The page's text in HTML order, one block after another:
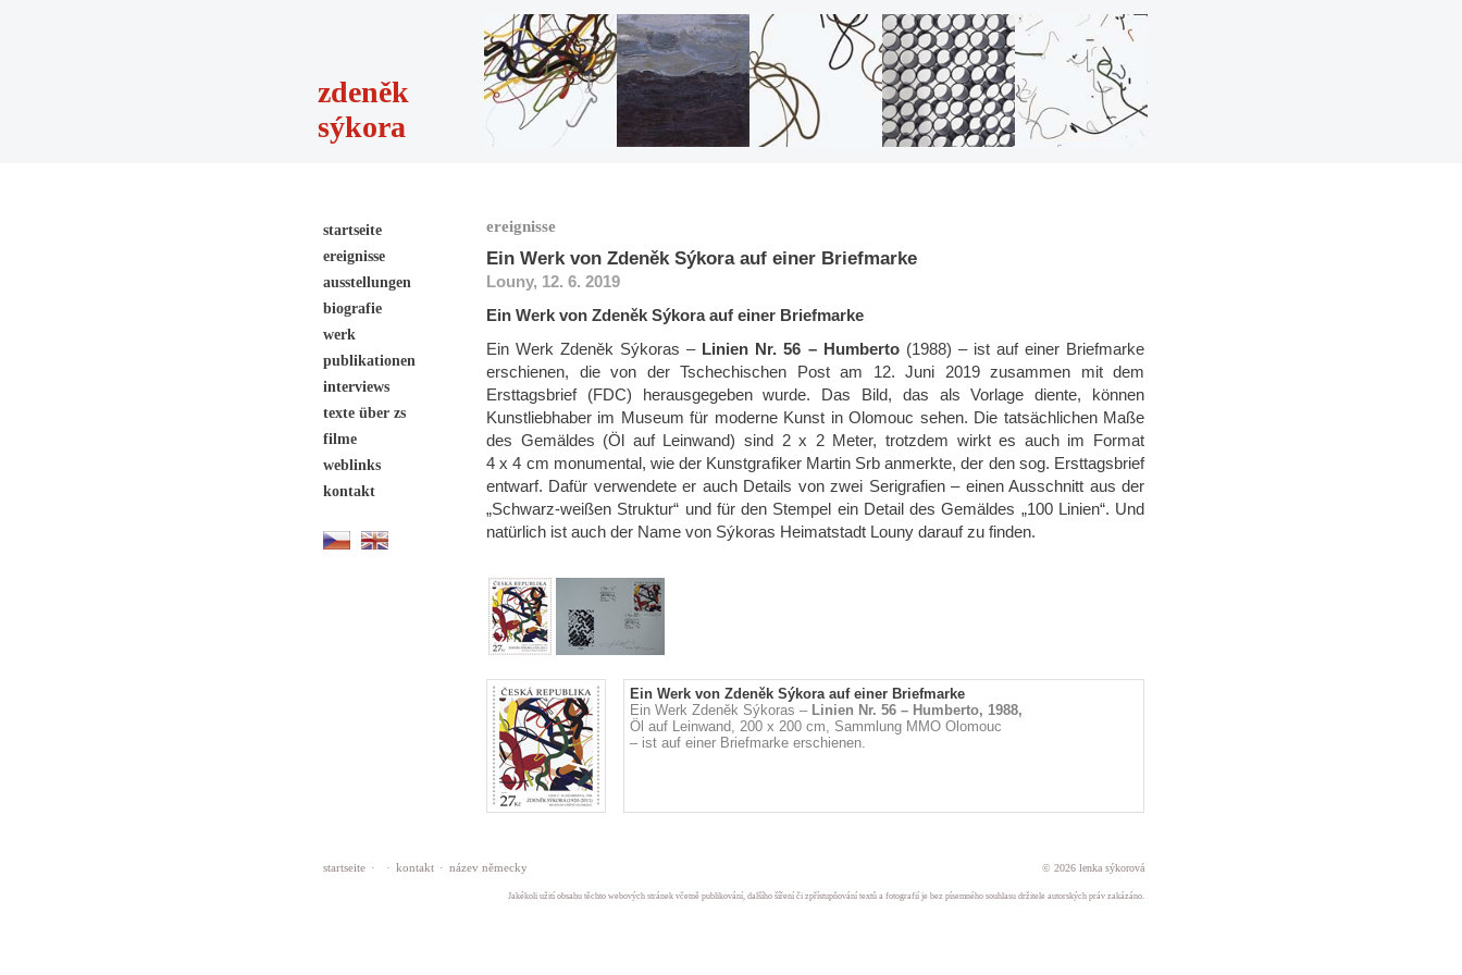
zdeněk
sýkora
startseite
ereignisse
ausstellungen
biografie
werk
publikationen
interviews
texte über zs
filme
weblinks
kontakt
ereignisse
Ein Werk von Zdeněk Sýkora auf einer Briefmarke
Louny, 12. 6. 2019
Ein Werk von Zdeněk Sýkora auf einer Briefmarke
Ein Werk Zdeněk Sýkoras – Linien Nr. 56 – Humberto(1988) – ist auf einer Briefmarke
erschienen, die von der Tschechischen Post am 12. Juni 2019 zusammen mit dem
Ersttagsbrief (FDC) herausgegeben wurde. Das Bild, das als Vorlage diente, können
Kunstliebhaber im Museum für moderne Kunst in Olomouc sehen. Die tatsächlichen Maße
des Gemäldes (Öl auf Leinwand) sind 2 x 2 Meter, trotzdem wirkt es auch im Format
4 x 4 cm monumental, wie der Kunstgrafiker Martin Srb anmerkte, der den sog. Ersttagsbrief
entwarf. Dafür verwendete er auch Details von zwei Serigrafien – einen Ausschnitt aus der
„Schwarz-weißen Struktur“ und für den Stempel ein Detail des Gemäldes „100 Linien“. Und
natürlich ist auch der Name von Sýkoras Heimatstadt Louny darauf zu finden.
Ein Werk von Zdeněk Sýkora auf einer Briefmarke
Ein Werk Zdeněk Sýkoras – Linien Nr. 56 – Humberto, 1988,
Öl auf Leinwand, 200 x 200 cm, Sammlung MMO Olomouc
– ist auf einer Briefmarke erschienen.
© 2026 lenka sýkorová
startseite · · kontakt · název německy
Jakékoli užití obsahu těchto webových stránek včetně publikování, dalšího šíření či zpřístupňování textů a fotografií je bez písemného souhlasu držitele autorských práv zakázáno.